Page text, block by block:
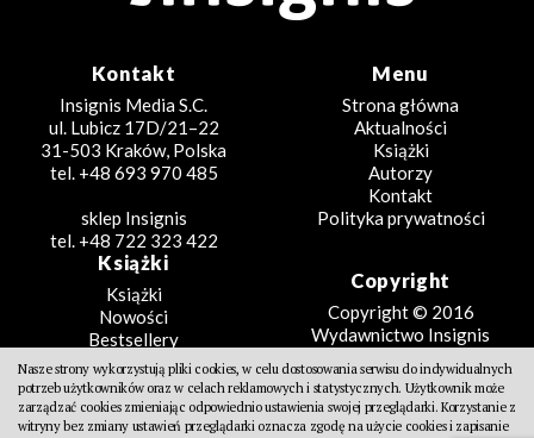
Kontakt
Insignis Media S.C.
ul. Lubicz 17D/21–22
31-503 Kraków, Polska
tel. +48 693 970 485
sklep Insignis
tel. +48 722 323 422
Menu
Strona główna
Aktualności
Książki
Autorzy
Kontakt
Polityka prywatności
Książki
Książki
Nowości
Bestsellery
Zapowiedzi
Beletrystyka
Fantastyka
Literatura faktu
Copyright
Copyright © 2016
Wydawnictwo Insignis
Projekt
Design Partners
Nasze strony wykorzystują pliki cookies, w celu dostosowania serwisu do indywidualnych
potrzeb użytkowników oraz w celach reklamowych i statystycznych. Użytkownik może
zarządzać cookies zmieniając odpowiednio ustawienia swojej przeglądarki. Korzystanie z
witryny bez zmiany ustawień przeglądarki oznacza zgodę na użycie cookies i zapisanie